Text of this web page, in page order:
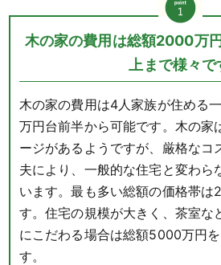
木の家の費用は総額2000万
上まで様々で
木の家の費用は4人家族が住める
万円台前半から可能です。木の家
ージがあるようですが、厳格なコ
夫により、一般的な住宅と変わら
います。最も多い総額の価格帯
す。住宅の規模が大きく、茶室な
にこだわる場合は総額5000万円
す。